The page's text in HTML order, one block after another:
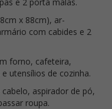
x 88cm), ar-
com cabides e 2
forno, cafeteira,
utensílios de cozinha.
aspirador de pó,
roupa.